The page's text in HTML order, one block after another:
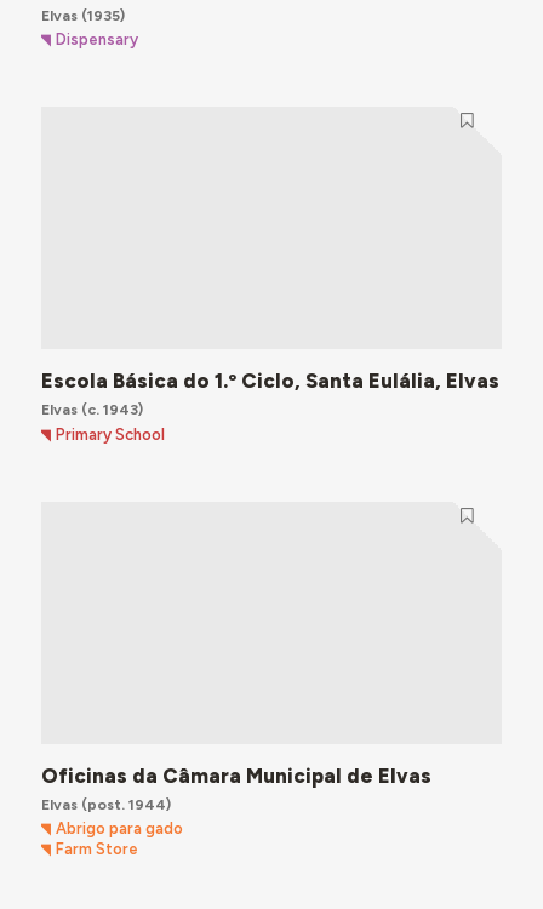
Elvas(1935)
Dispensary
Escola Básica do 1.º Ciclo, Santa Eulália, Elvas
Elvas(c. 1943)
Primary School
Oficinas da Câmara Municipal de Elvas
Elvas(post. 1944)
Abrigo para gado
Farm Store